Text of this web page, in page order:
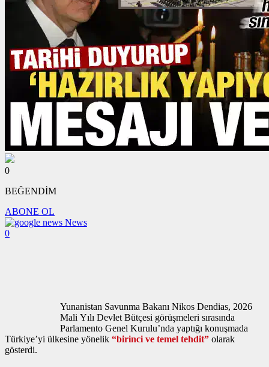
0
BEĞENDİM
ABONE OL
News
0
Yunanistan Savunma Bakanı Nikos Dendias, 2026
Mali Yılı Devlet Bütçesi görüşmeleri sırasında
Parlamento Genel Kurulu’nda yaptığı konuşmada
Türkiye’yi ülkesine yönelik “birinci ve temel tehdit” olarak
gösterdi.